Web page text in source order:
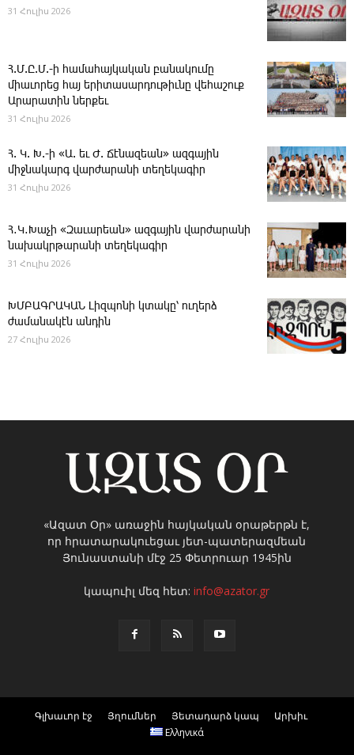
31 Հուլիս 2026
Հ.Մ.Ը.Մ.-ի համահայկական բանակումը
միաւորեց հայ երիտասարդութիւնը վեհաշուք
Արարատին ներքեւ
31 Հուլիս 2026
Հ. Կ. Խ.-ի «Ա. եւ Ժ. ­Ճէնազեան» ազգային
միջնակարգ վարժարանի տեղեկագիր
31 Հուլիս 2026
Հ․Կ․Խաչի «Զաւարեան» ազգային վարժարանի
նախակրթարանի տեղեկագիր
31 Հուլիս 2026
ԽՄԲԱԳՐԱԿԱՆ ­Լիզպոնի կտակը՝ ուղերձ
ժամանակէն անդին
27 Հուլիս 2026
«Ազատ Օր» առաջին հայկական օրաթերթն է,
որ հրատարակուեցաւ յետ-պատերազմեան
Յունաստանի մէջ 25 Փետրուար 1945ին
կապուիլ մեզ հետ:info@azator.gr
Գլխաւոր էջ Յղումներ Յետադարձ կապ
Արխիւ
Ελληνικά